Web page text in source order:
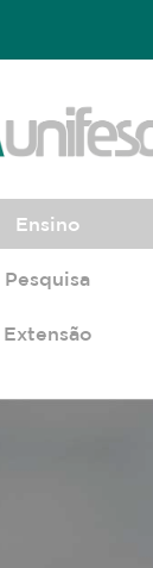
Ensino
Pesquisa
Extensão